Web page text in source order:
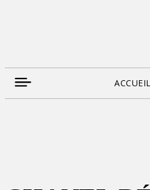
ACCUEIL